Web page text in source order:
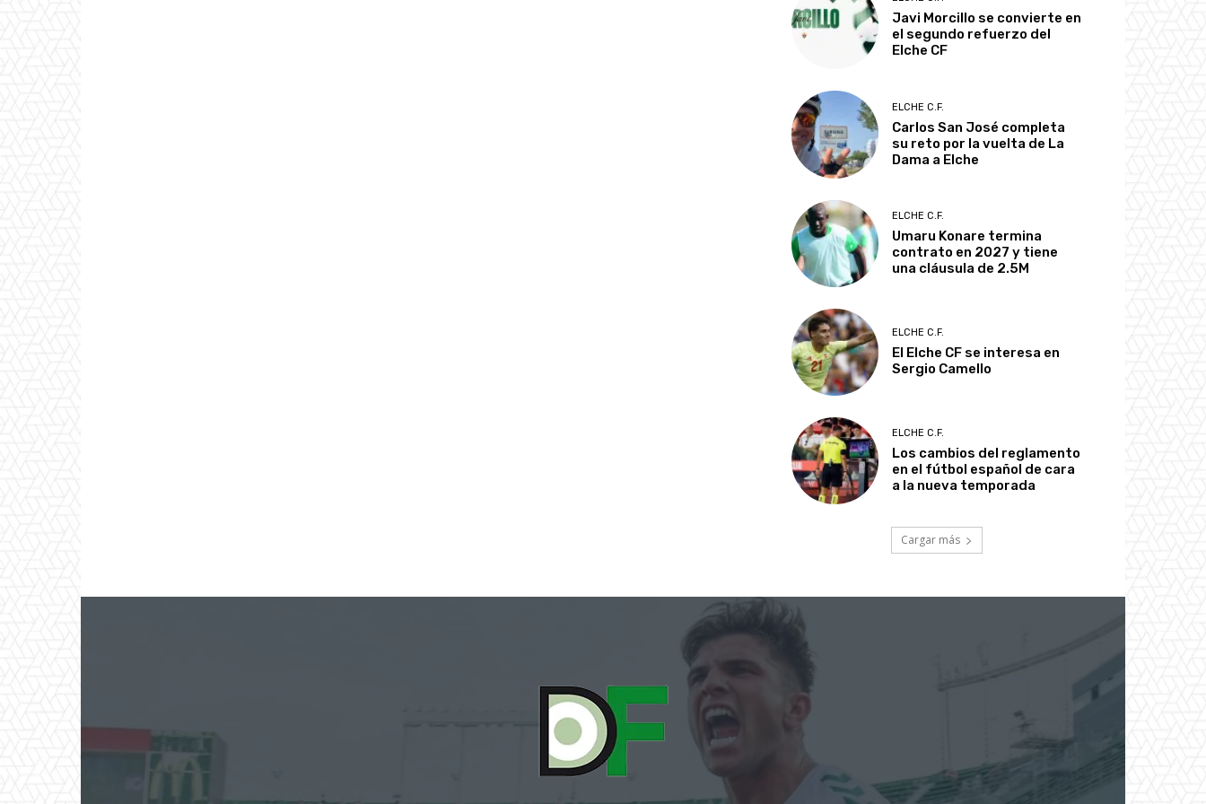
Javi Morcillo se convierte en
el segundo refuerzo del
Elche CF
ELCHE C.F.
Carlos San José completa
su reto por la vuelta de La
Dama a Elche
ELCHE C.F.
Umaru Konare termina
contrato en 2027 y tiene
una cláusula de 2.5M
ELCHE C.F.
El Elche CF se interesa en
Sergio Camello
ELCHE C.F.
Los cambios del reglamento
en el fútbol español de cara
a la nueva temporada
Cargar más